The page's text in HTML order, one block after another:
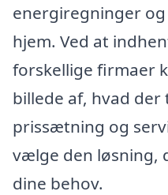
energiregninger
hjem. Ved at
forskellige firmaer
billede af, hvad
prissætning og
vælge den løsning,
dine behov.